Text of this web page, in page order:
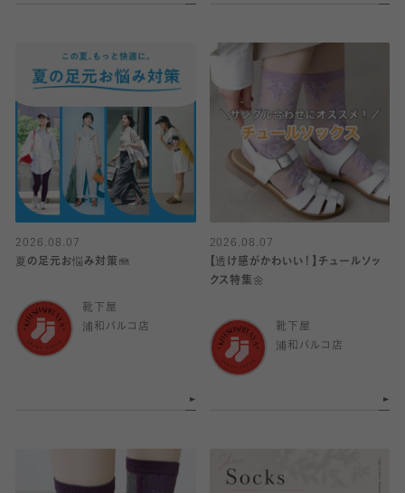
2026.08.07
夏の足元お悩み対策🪼
靴下屋
浦和パルコ店
2026.08.07
【透け感がかわいい！】チュールソッ
クス特集🌼
靴下屋
浦和パルコ店